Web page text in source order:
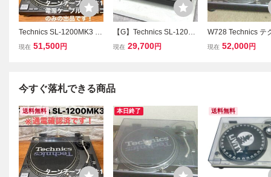
Technics SL-1200MK3 タ
ーンテーブル レコードプ
現在 51,500円
【G】Technics SL-1200
MK3D ターンテーブル レ
現在 29,700円
W728 Technics テ
ス ターンテーブル
現在 52,000円
今すぐ落札できる商品
送料無料 本日終了 送料無料